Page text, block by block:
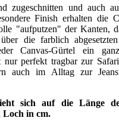
zugeschnitten und auch
Finish erhalten die
"aufputzen" der Kanten,
die farblich
Canvas-Gürtel ein ganz
perfekt tragbar zur
auch im Alltag zur
sich auf die Länge
Loch in cm.